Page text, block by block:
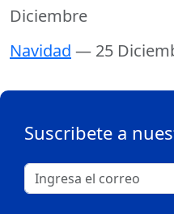
Diciembre
Navidad — 25
Suscribete a